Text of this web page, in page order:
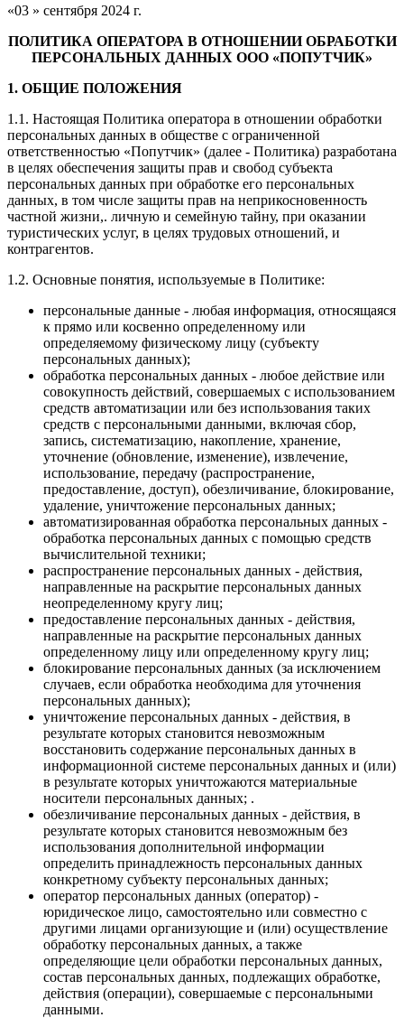
«03 » сентября 2024 г.
ПОЛИТИКА ОПЕРАТОРА В ОТНОШЕНИИ ОБРАБОТКИ
ПЕРСОНАЛЬНЫХ ДАННЫХ ООО «ПОПУТЧИК»
1. ОБЩИЕ ПОЛОЖЕНИЯ
1.1. Настоящая Политика оператора в отношении обработки
персональных данных в обществе с ограниченной
ответственностью «Попутчик» (далее - Политика) разработана
в целях обеспечения защиты прав и свобод субъекта
персональных данных при обработке его персональных
данных, в том числе защиты прав на неприкосновенность
частной жизни,. личную и семейную тайну, при оказании
туристических услуг, в целях трудовых отношений, и
контрагентов.
1.2. Основные понятия, используемые в Политике:
персональные данные - любая информация, относящаяся
к прямо или косвенно определенному или
определяемому физическому лицу (субъекту
персональных данных);
обработка персональных данных - любое действие или
совокупность действий, совершаемых с использованием
средств автоматизации или без использования таких
средств с персональными данными, включая сбор,
запись, систематизацию, накопление, хранение,
уточнение (обновление, изменение), извлечение,
использование, передачу (распространение,
предоставление, доступ), обезличивание, блокирование,
удаление, уничтожение персональных данных;
автоматизированная обработка персональных данных -
обработка персональных данных с помощью средств
вычислительной техники;
распространение персональных данных - действия,
направленные на раскрытие персональных данных
неопределенному кругу лиц;
предоставление персональных данных - действия,
направленные на раскрытие персональных данных
определенному лицу или определенному кругу лиц;
блокирование персональных данных (за исключением
случаев, если обработка необходима для уточнения
персональных данных);
уничтожение персональных данных - действия, в
результате которых становится невозможным
восстановить содержание персональных данных в
информационной системе персональных данных и (или)
в результате которых уничтожаются материальные
носители персональных данных; .
обезличивание персональных данных - действия, в
результате которых становится невозможным без
использования дополнительной информации
определить принадлежность персональных данных
конкретному субъекту персональных данных;
оператор персональных данных (оператор) -
юридическое лицо, самостоятельно или совместно с
другими лицами организующие и (или) осуществление
обработку персональных данных, а также
определяющие цели обработки персональных данных,
состав персональных данных, подлежащих обработке,
действия (операции), совершаемые с персональными
данными.